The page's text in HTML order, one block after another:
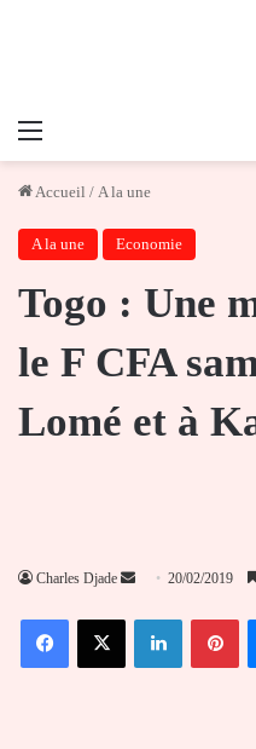
Menu
Accueil / A la une
A la une Economie
Togo : Une
le F CFA
Lomé et à
Charles Djade
Envoyer
courriel
20/02/2019
FacebookX Linkedin